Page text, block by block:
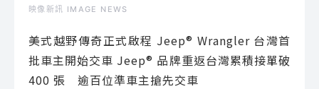
映像新訊 IMAGE NEWS
美式越野傳奇正式啟程 Jeep® Wrangler 台灣首
批車主開始交車 Jeep® 品牌重返台灣累積接單破
400 張 逾百位準車主搶先交車